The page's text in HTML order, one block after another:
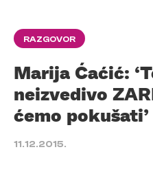
RAZGOVOR
Marija Ćaćić:
neizvedivo
ćemo pokušati’
11.12.2015.